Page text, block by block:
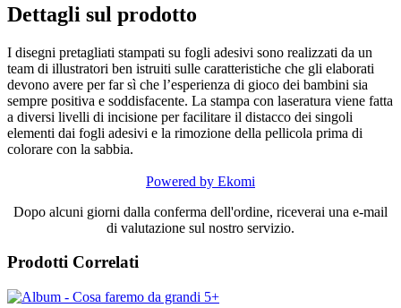
Dettagli sul prodotto
I disegni pretagliati stampati su fogli adesivi sono realizzati da un
team di illustratori ben istruiti sulle caratteristiche che gli elaborati
devono avere per far sì che l’esperienza di gioco dei bambini sia
sempre positiva e soddisfacente. La stampa con laseratura viene fatta
a diversi livelli di incisione per facilitare il distacco dei singoli
elementi dai fogli adesivi e la rimozione della pellicola prima di
colorare con la sabbia.
Powered by Ekomi
Dopo alcuni giorni dalla conferma dell'ordine, riceverai una e-mail
di valutazione sul nostro servizio.
Prodotti Correlati